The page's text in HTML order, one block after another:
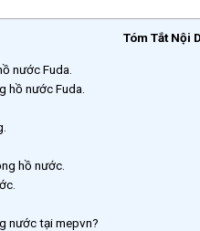
Tóm Tắt Nội
nước Fuda.
hồ nước Fuda.
hồ nước.
nước tại mepvn?